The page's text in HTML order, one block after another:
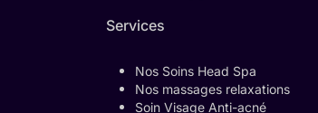
Services
Nos Soins Head Spa
Nos massages relaxations
Soin Visage Anti-acné